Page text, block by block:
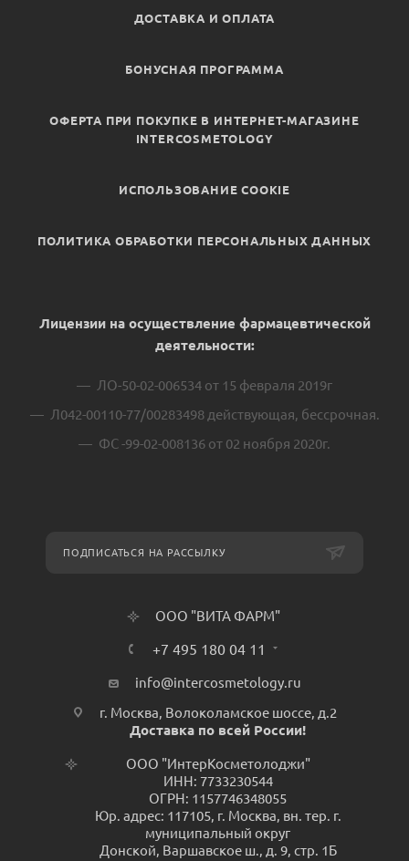
ДОСТАВКА И ОПЛАТА
БОНУСНАЯ ПРОГРАММА
ОФЕРТА ПРИ ПОКУПКЕ В ИНТЕРНЕТ-МАГАЗИНЕ
INTERCOSMETOLOGY
ИСПОЛЬЗОВАНИЕ COOKIE
ПОЛИТИКА ОБРАБОТКИ ПЕРСОНАЛЬНЫХ ДАННЫХ
Лицензии на осуществление фармацевтической
деятельности:
ЛО-50-02-006534 от 15 февраля 2019г
Л042-00110-77/00283498 действующая, бессрочная.
ФС -99-02-008136 от 02 ноября 2020г.
ПОДПИСАТЬСЯ НА РАССЫЛКУ
ООО "ВИТА ФАРМ"
+7 495 180 04 11
info@intercosmetology.ru
г. Москва, Волоколамское шоссе, д.2
Доставка по всей России!
ООО "ИнтерКосметолоджи"
ИНН: 7733230544
ОГРН: 1157746348055
Юр. адрес: 117105, г. Москва, вн. тер. г.
муниципальный округ
Донской, Варшавское ш., д. 9, стр. 1Б